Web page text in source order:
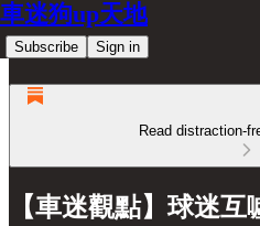
車迷狗up天地
Subscribe Sign in
Read distraction-
【車迷觀點】球迷